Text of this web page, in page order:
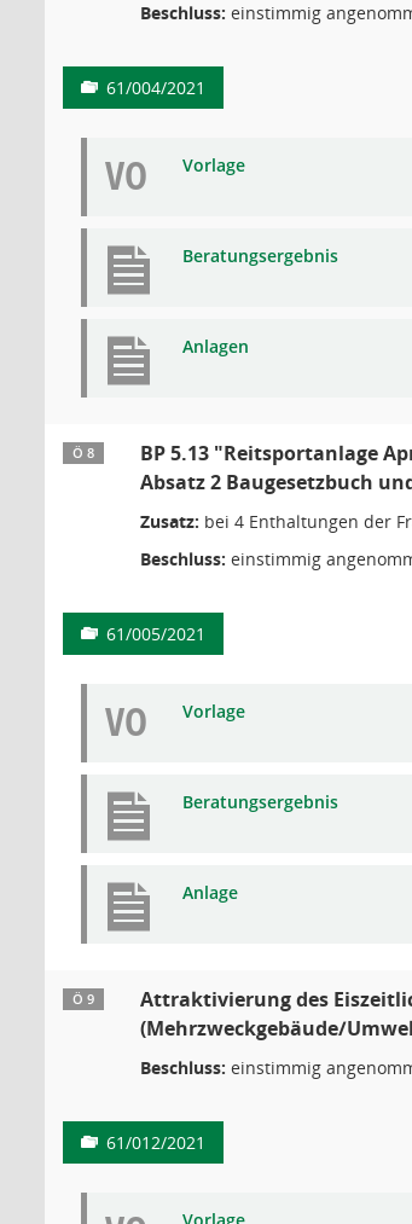
Beschluss: einstimmig
61/004/2021
VO Vorlage
Beratungsergebnis
Anlagen
Ö 8
BP 5.13 "Reitsportanlage
Absatz 2 Baugesetzbuch
Zusatz: bei 4 Enthaltungen der
Beschluss: einstimmig
61/005/2021
VO Vorlage
Beratungsergebnis
Anlage
Ö 9
Attraktivierung des
(Mehrzweckgebäude/
Beschluss: einstimmig
61/012/2021